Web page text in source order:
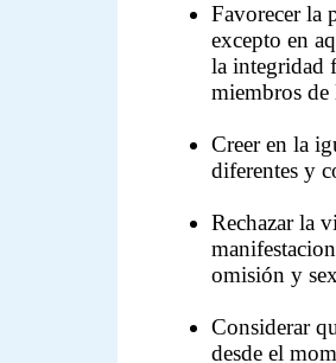
Favorecer la
excepto en
la integridad
miembros
Creer en la
diferentes y
Rechazar la
omisión y
Considerar
desde el